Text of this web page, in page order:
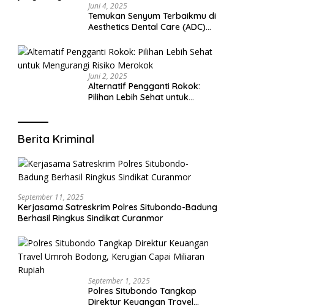
Juni 4, 2025
Temukan Senyum Terbaikmu di
Aesthetics Dental Care (ADC)
yang Mengerti Kebutuhanmu
Juni 2, 2025
Alternatif Pengganti Rokok:
Pilihan Lebih Sehat untuk
Berita Kriminal
September 11, 2025
Kerjasama Satreskrim Polres Situbondo-Badung
Berhasil Ringkus Sindikat Curanmor
September 1, 2025
Polres Situbondo Tangkap
Direktur Keuangan Travel